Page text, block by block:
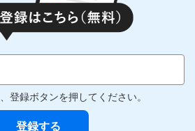
登録ボタンを押してください。